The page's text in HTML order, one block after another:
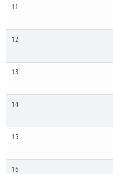
11
12
13
14
15
16